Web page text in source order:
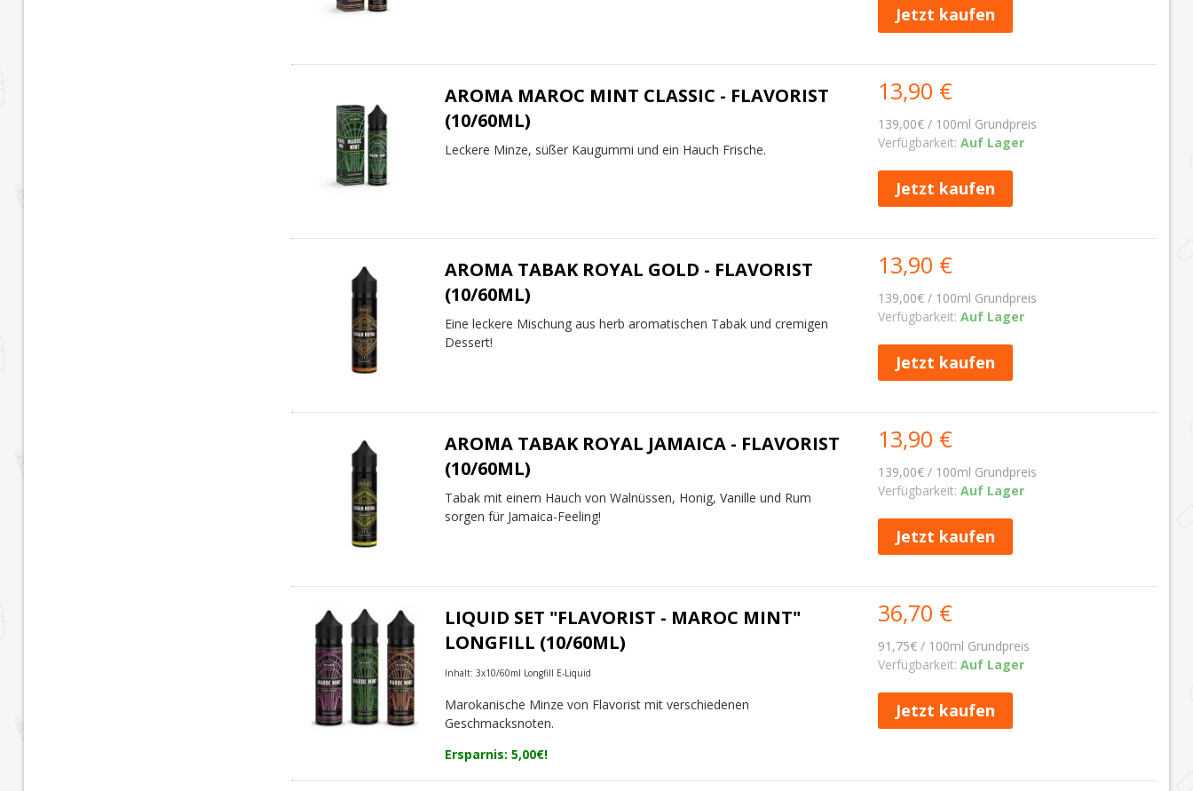
Jetzt kaufen
AROMA MAROC MINT CLASSIC - FLAVORIST
(10/60ML)
Leckere Minze, süßer Kaugummi und ein Hauch Frische.
13,90 €
139,00€ / 100ml Grundpreis
Verfügbarkeit: Auf Lager
Jetzt kaufen
AROMA TABAK ROYAL GOLD - FLAVORIST
(10/60ML)
Eine leckere Mischung aus herb aromatischen Tabak und cremigen
Dessert!
13,90 €
139,00€ / 100ml Grundpreis
Verfügbarkeit: Auf Lager
Jetzt kaufen
AROMA TABAK ROYAL JAMAICA - FLAVORIST
(10/60ML)
Tabak mit einem Hauch von Walnüssen, Honig, Vanille und Rum
sorgen für Jamaica-Feeling!
13,90 €
139,00€ / 100ml Grundpreis
Verfügbarkeit: Auf Lager
Jetzt kaufen
LIQUID SET "FLAVORIST - MAROC MINT"
LONGFILL (10/60ML)
Inhalt: 3x10/60ml Longfill E-Liquid
Marokanische Minze von Flavorist mit verschiedenen
Geschmacksnoten.
Ersparnis: 5,00€!
36,70 €
91,75€ / 100ml Grundpreis
Verfügbarkeit: Auf Lager
Jetzt kaufen